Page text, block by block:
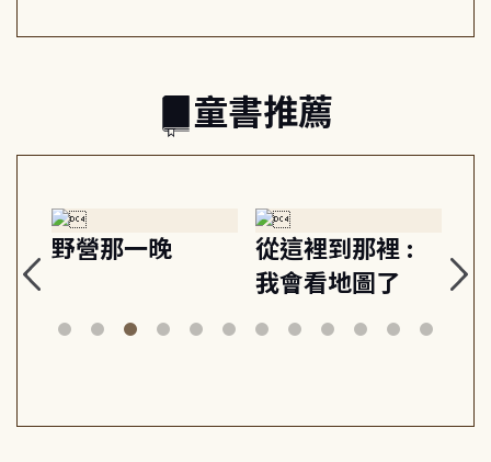
童書推薦
野營那一晚
從這裡到那裡 :
我會看地圖了
美